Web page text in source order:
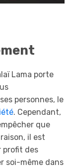
Lama porte
personnes, le
. Cependant,
que
il est
profit des
soi-même dans